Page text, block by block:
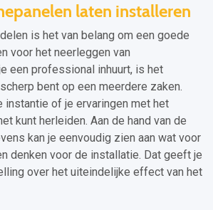
laten installeren
is het van belang om een goede
voor het neerleggen van
een professional inhuurt, is het
bent op een meerdere zaken.
instantie of je ervaringen met het
kunt herleiden. Aan de hand van de
kan je eenvoudig zien aan wat voor
denken voor de installatie. Dat geeft je
over het uiteindelijke effect van het